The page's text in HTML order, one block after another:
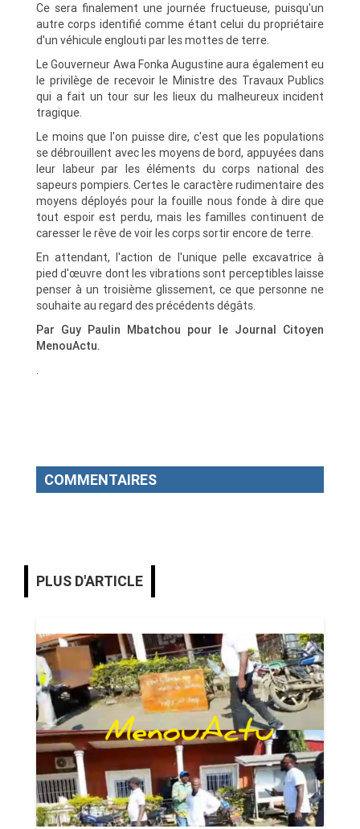
Ce sera finalement une journée fructueuse, puisqu'un
autre corps identifié comme étant celui du propriétaire
d'un véhicule englouti par les mottes de terre.
Le Gouverneur Awa Fonka Augustine aura également eu
le privilège de recevoir le Ministre des Travaux Publics
qui a fait un tour sur les lieux du malheureux incident
tragique.
Le moins que l'on puisse dire, c'est que les populations
se débrouillent avec les moyens de bord, appuyées dans
leur labeur par les éléments du corps national des
sapeurs pompiers. Certes le caractère rudimentaire des
moyens déployés pour la fouille nous fonde à dire que
tout espoir est perdu, mais les familles continuent de
caresser le rêve de voir les corps sortir encore de terre.
En attendant, l'action de l'unique pelle excavatrice à
pied d'œuvre dont les vibrations sont perceptibles laisse
penser à un troisième glissement, ce que personne ne
souhaite au regard des précédents dégâts.
Par Guy Paulin Mbatchou pour le Journal Citoyen
MenouActu.
.
COMMENTAIRES
PLUS D'ARTICLE